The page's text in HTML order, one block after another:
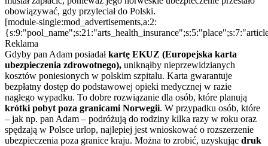
obowiązywać, gdy przyleciał do Polski.
[module-single:mod_advertisements,a:2:
Reklama
Gdyby pan Adam posiadałkartę EKUZ (Europejska karta
ubezpieczenia zdrowotnego), uniknąłby nieprzewidzianych
kosztów poniesionych w polskim szpitalu. Karta gwarantuje
bezpłatny dostęp do podstawowej opieki medycznej w razie
nagłego wypadku. To dobre rozwiązanie dla osób, które planują
krótki pobyt poza granicami Norwegii. W przypadku osób, które
– jak np. pan Adam – podróżują do rodziny kilka razy w roku oraz
spędzają w Polsce urlop, najlepiej jest wnioskować o rozszerzenie
ubezpieczenia poza granice kraju. Można to zrobić, uzyskując druk